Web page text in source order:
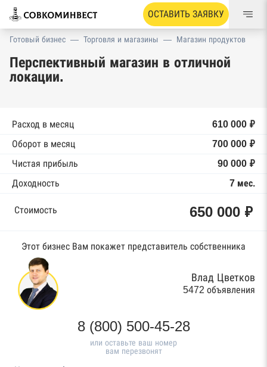
ОСТАВИТЬ ЗАЯВКУ
Готовый бизнес — Торговля и магазины — Магазин продуктов
Перспективный магазин в отличной
локации.
Расход в месяц
610 000 ₽
Оборот в месяц
700 000 ₽
Чистая прибыль
90 000 ₽
Доходность
7 мес.
Стоимость 650 000 ₽
Этот бизнес Вам покажет представитель собственника
Влад Цветков
5472 объявления
8 (800) 500-45-28
или оставьте ваш номер
вам перезвонят